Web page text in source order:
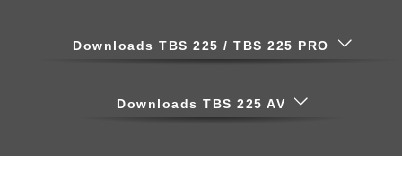
Downloads TBS 225 / TBS 225 PRO
Downloads TBS 225 AV